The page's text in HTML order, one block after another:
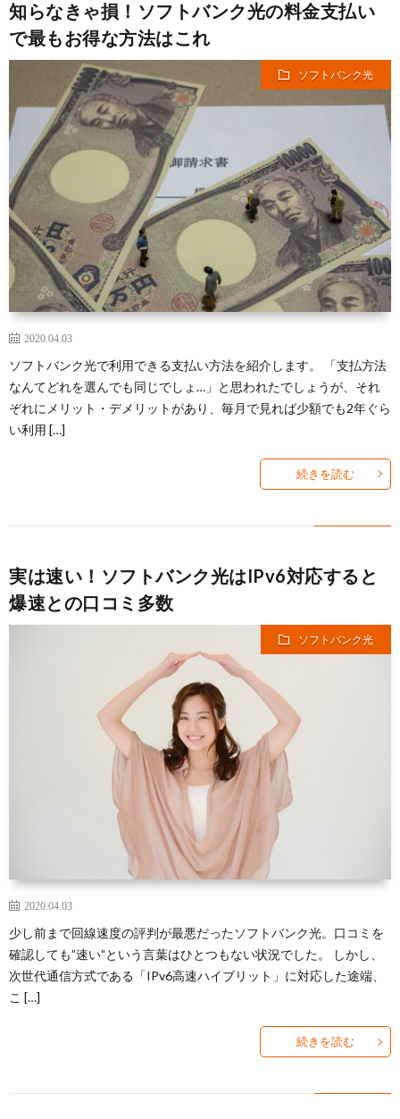
知らなきゃ損！ソフトバンク光の料金支払い
で最もお得な方法はこれ
ソフトバンク光
2020.04.03
ソフトバンク光で利用できる支払い方法を紹介します。 「支払方法
なんてどれを選んでも同じでしょ…」と思われたでしょうが、それ
ぞれにメリット・デメリットがあり、毎月で見れば少額でも2年ぐら
い利用 […]
続きを読む
実は速い！ソフトバンク光はIPv6対応すると
爆速との口コミ多数
ソフトバンク光
2020.04.03
少し前まで回線速度の評判が最悪だったソフトバンク光。口コミを
確認しても”速い”という言葉はひとつもない状況でした。 しかし、
次世代通信方式である「IPv6高速ハイブリット」に対応した途端、
こ […]
続きを読む